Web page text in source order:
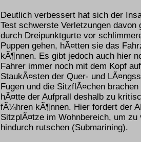
Deutlich verbessert hat sich der
Test schwerste Verletzungen
durch Dreipunktgurte vor
Puppen gehen, hÃ¤tten sie das
kÃ¶nnen. Es gibt jedoch auch hier
Fahrer immer noch mit dem Kopf
StaukÃ¤sten der Quer- und
Fugen und die SitzflÃ¤chen
hÃ¤tte der Aufprall deshalb zu
fÃ¼hren kÃ¶nnen. Hier fordert der
SitzplÃ¤tze im Wohnbereich, um
hindurch rutschen (Submarining).